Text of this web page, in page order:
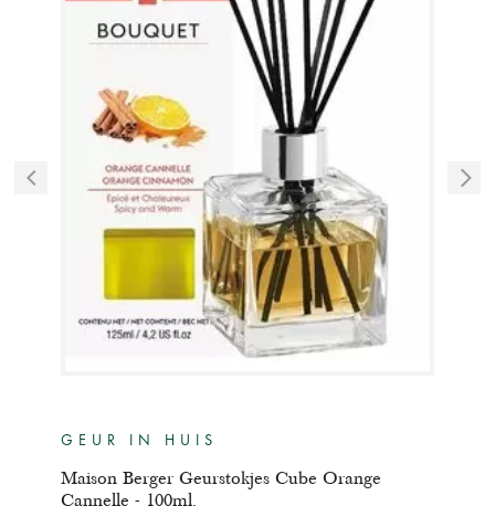
GEUR IN HUIS
Maison Berger Geurstokjes Cube Orange
Cannelle - 100ml.